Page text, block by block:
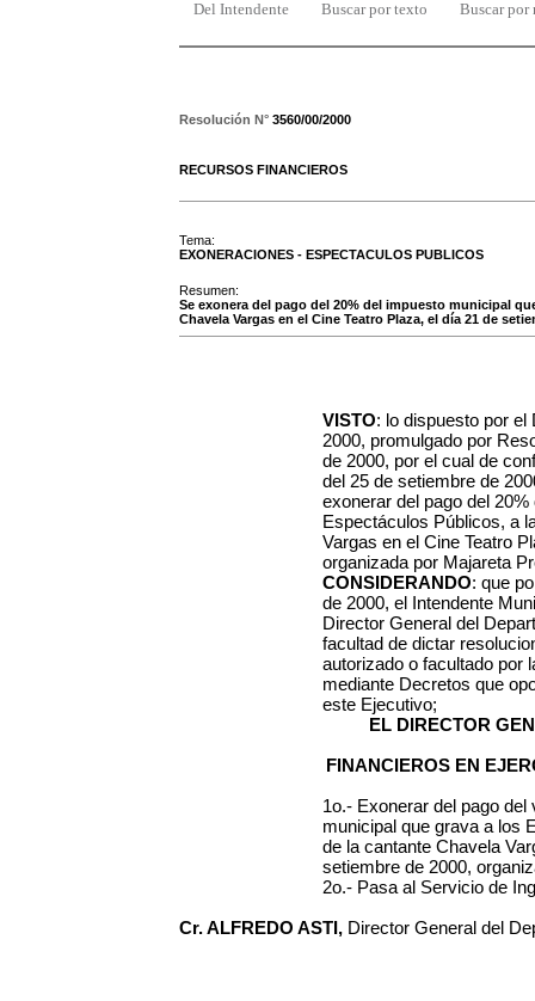
Del Intendente Buscar por texto Buscar por
Resolución N° 3560/00/2000
RECURSOS FINANCIEROS
Tema:
EXONERACIONES - ESPECTACULOS PUBLICOS
Resumen:
Se exonera del pago del 20% del impuesto municipal
Chavela Vargas en el Cine Teatro Plaza, el día 21 de
VISTO: lo dispuesto por el
2000, promulgado por
de 2000, por el cual de
del 25 de setiembre de
exonerar del pago del
Espectáculos Públicos, a
Vargas en el Cine Teatro
organizada por Majareta
CONSIDERANDO: que
de 2000, el Intendente
Director General del
facultad de dictar
autorizado o facultado por
mediante Decretos que
este Ejecutivo;
EL DIRECTOR
FINANCIEROS EN
1o.- Exonerar del pago del
municipal que grava a los
de la cantante Chavela
setiembre de 2000,
2o.- Pasa al Servicio de
Cr. ALFREDO ASTI, Director General del